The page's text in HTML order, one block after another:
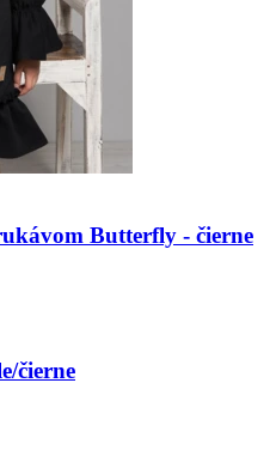
Butterfly - čierne
čierne